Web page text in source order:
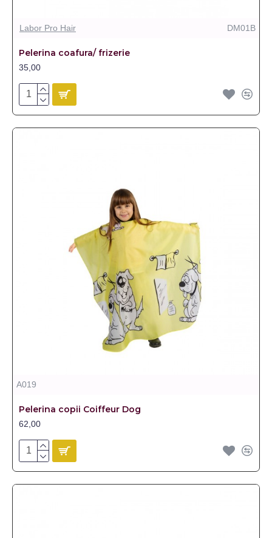
Labor Pro Hair DM01B
Pelerina coafura/ frizerie
35,00
A019
Pelerina copii Coiffeur Dog
62,00